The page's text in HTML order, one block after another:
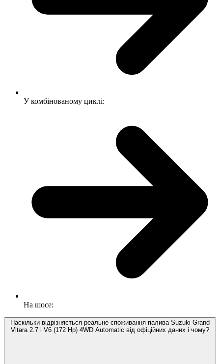
У комбінованому циклі:
На шосе:
Наскільки відрізняється реальне споживання палива Suzuki Grand
Vitara 2.7 i V6 (172 Hp) 4WD Automatic від офіційних даних і чому?